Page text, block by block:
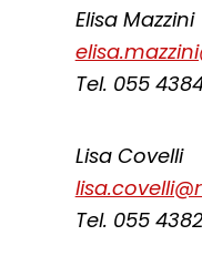
Elisa Mazzini
Tel. 055
Lisa Covelli
Tel. 055